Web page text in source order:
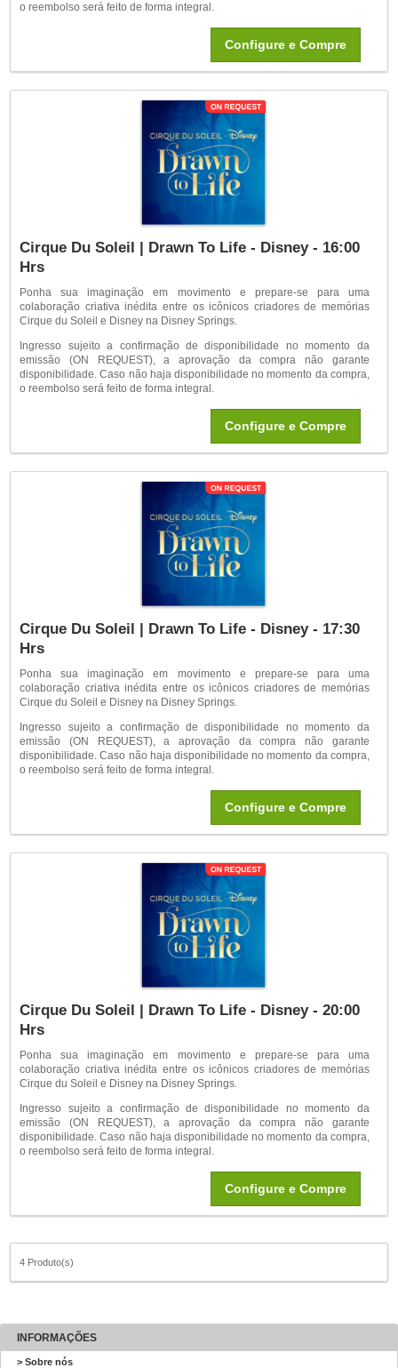
o reembolso será feito de forma integral.
Configure e Compre
Cirque Du Soleil | Drawn To Life - Disney - 16:00
Hrs
Ponha sua imaginação em movimento e prepare-se para uma
colaboração criativa inédita entre os icônicos criadores de memórias
Cirque du Soleil e Disney na Disney Springs.
Ingresso sujeito a confirmação de disponibilidade no momento da
emissão (ON REQUEST), a aprovação da compra não garante
disponibilidade. Caso não haja disponibilidade no momento da compra,
o reembolso será feito de forma integral.
Configure e Compre
Cirque Du Soleil | Drawn To Life - Disney - 17:30
Hrs
Ponha sua imaginação em movimento e prepare-se para uma
colaboração criativa inédita entre os icônicos criadores de memórias
Cirque du Soleil e Disney na Disney Springs.
Ingresso sujeito a confirmação de disponibilidade no momento da
emissão (ON REQUEST), a aprovação da compra não garante
disponibilidade. Caso não haja disponibilidade no momento da compra,
o reembolso será feito de forma integral.
Configure e Compre
Cirque Du Soleil | Drawn To Life - Disney - 20:00
Hrs
Ponha sua imaginação em movimento e prepare-se para uma
colaboração criativa inédita entre os icônicos criadores de memórias
Cirque du Soleil e Disney na Disney Springs.
Ingresso sujeito a confirmação de disponibilidade no momento da
emissão (ON REQUEST), a aprovação da compra não garante
disponibilidade. Caso não haja disponibilidade no momento da compra,
o reembolso será feito de forma integral.
Configure e Compre
4 Produto(s)
INFORMAÇÕES
> Sobre nós